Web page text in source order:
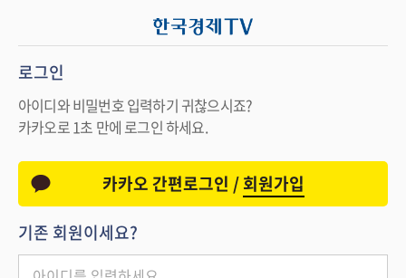
로그인
아이디와 비밀번호 입력하기 귀찮으시죠?
카카오로 1초 만에 로그인 하세요.
카카오 간편로그인 /회원가입
기존 회원이세요?